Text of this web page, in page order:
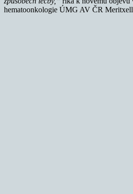
hematoonkologie ÚMG AV ČR